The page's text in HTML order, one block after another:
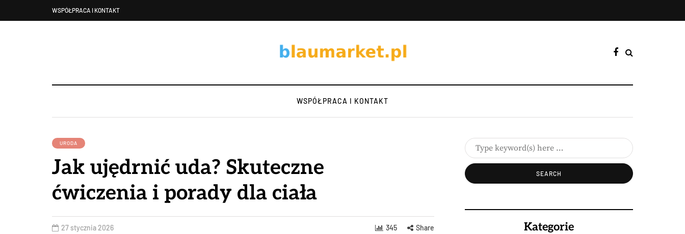
WSPÓŁPRACA I KONTAKT
WSPÓŁPRACA I KONTAKT
URODA
Jak ujędrnić uda? Skuteczne
ćwiczenia i porady dla ciała
27 stycznia 2026 345 Share Kategorie